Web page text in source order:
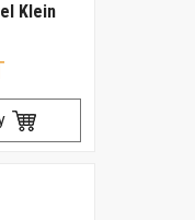
Klein